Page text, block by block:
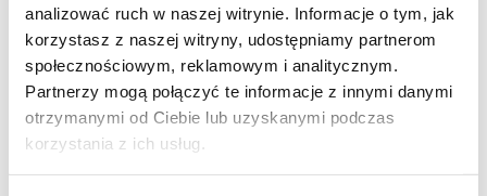
analizować ruch w naszej witrynie. Informacje o tym, jak
korzystasz z naszej witryny, udostępniamy partnerom
społecznościowym, reklamowym i analitycznym.
Partnerzy mogą połączyć te informacje z innymi danymi
otrzymanymi od Ciebie lub uzyskanymi podczas
korzystania z ich usług.
Adres, który próbujesz odwiedzić
/przepisy/brzoskwiniowiec/1
jest obecnie
niedostępny.
Sprawdź pisownię adresu lub skorzystaj z wyszukiwarki